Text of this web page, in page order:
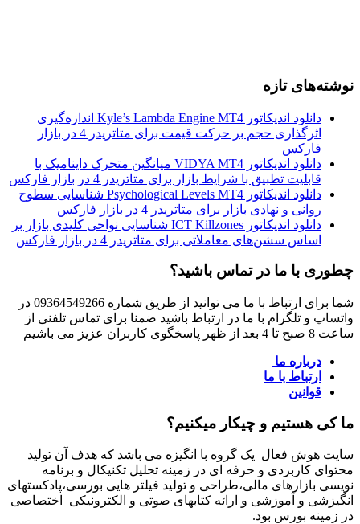
نوشته‌های تازه
دانلود اندیکاتور Kyle’s Lambda Engine MT4 اندازه‌گیری
اثرگذاری حجم بر حرکت قیمت برای متاتریدر 4 در بازار
فارکس
دانلود اندیکاتور VIDYA MT4 میانگین متحرک داینامیک با
قابلیت تطبیق با شرایط بازار برای متاتریدر 4 در بازار فارکس
دانلود اندیکاتور Psychological Levels MT4 شناسایی سطوح
روانی و نهادی بازار برای متاتریدر 4 در بازار فارکس
دانلود اندیکاتور ICT Killzones شناسایی نواحی کلیدی بازار بر
اساس سشن‌های معاملاتی برای متاتریدر 4 در بازار فارکس
چطوری با ما در تماس باشید؟
شما برای ارتباط با ما می توانید از طریق شماره 09364549266 در
واتساپ و تلگرام با ما در ارتباط باشید ضمنا برای تماس تلفنی از
ساعت 8 صبح تا 4 بعد از ظهر پاسخگوی کاربران عزیز می باشیم
درباره ما
ارتباط با ما
قوانین
ما کی هستیم و چیکار میکنیم؟
سایت هوش فعال یک گروه با انگیزه می باشد که هدف آن تولید
محتوای کاربردی و حرفه ای در زمینه تحلیل تکنیکال و برنامه
نویسی بازارهای مالی،طراحی و تولید فیلتر هایی بورسی،پادکستهای
انگیزشی و آموزشی و ارائه کتابهای صوتی و الکترونیکی اختصاصی
در زمینه بورس بود.